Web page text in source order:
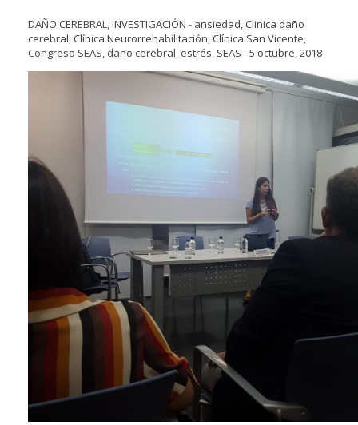
DAÑO CEREBRAL,INVESTIGACIÓN - ansiedad, Clinica daño
cerebral, Clínica Neurorrehabilitación, Clínica San Vicente,
Congreso SEAS, daño cerebral, estrés, SEAS -5 octubre, 2018